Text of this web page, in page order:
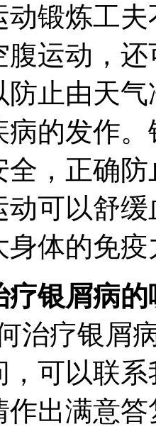
动锻炼工
腹运动，
防止由天
病的发作
全，正确
动可以舒
身体的免疫
疗银屑病的
治疗银屑
，可以联
作出满意答